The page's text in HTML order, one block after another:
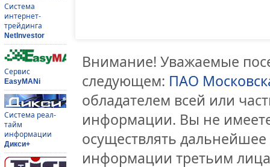
Система
интернет-
трейдинга
NetInvestor
Сервис
EasyMANi
Система реал-
тайм
информации
Дикси+
Внимание! Уважаемые
следующем: ПАО
обладателем всей или
информации. Вы не
осуществлять
информации третьим